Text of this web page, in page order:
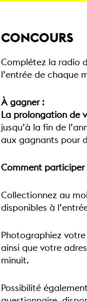
CONCOURS
Complétez la radio
l’entrée de chaque
À gagner :
La prolongation de
jusqu’à la fin de
aux gagnants pour
Comment participer
Collectionnez au
disponibles à
Photographiez
ainsi que votre
minuit.
Possibilité